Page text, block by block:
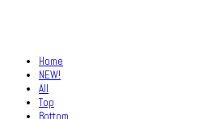
Home
NEW!
All
Top
Bottom